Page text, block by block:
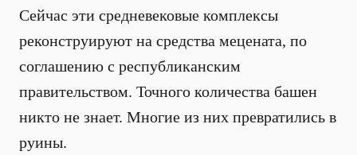
Сейчас эти средневековые комплексы
реконструируют на средства мецената, по
соглашению с республиканским
правительством. Точного количества башен
никто не знает. Многие из них превратились в
руины.